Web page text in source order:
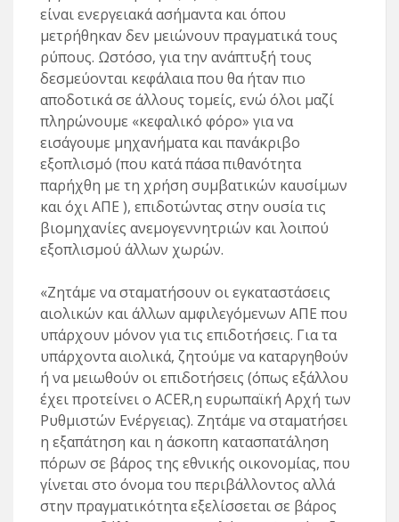
είναι ενεργειακά ασήμαντα και όπου
μετρήθηκαν δεν μειώνουν πραγματικά τους
ρύπους. Ωστόσο, για την ανάπτυξή τους
δεσμεύονται κεφάλαια που θα ήταν πιο
αποδοτικά σε άλλους τομείς, ενώ όλοι μαζί
πληρώνουμε «κεφαλικό φόρο» για να
εισάγουμε μηχανήματα και πανάκριβο
εξοπλισμό (που κατά πάσα πιθανότητα
παρήχθη με τη χρήση συμβατικών καυσίμων
και όχι ΑΠΕ ), επιδοτώντας στην ουσία τις
βιομηχανίες ανεμογεννητριών και λοιπού
εξοπλισμού άλλων χωρών.
«Ζητάμε να σταματήσουν οι εγκαταστάσεις
αιολικών και άλλων αμφιλεγόμενων ΑΠΕ που
υπάρχουν μόνον για τις επιδοτήσεις. Για τα
υπάρχοντα αιολικά, ζητούμε να καταργηθούν
ή να μειωθούν οι επιδοτήσεις (όπως εξάλλου
έχει προτείνει ο ACER,η ευρωπαϊκή Αρχή των
Ρυθμιστών Ενέργειας). Ζητάμε να σταματήσει
η εξαπάτηση και η άσκοπη κατασπατάληση
πόρων σε βάρος της εθνικής οικονομίας, που
γίνεται στο όνομα του περιβάλλοντος αλλά
στην πραγματικότητα εξελίσσεται σε βάρος